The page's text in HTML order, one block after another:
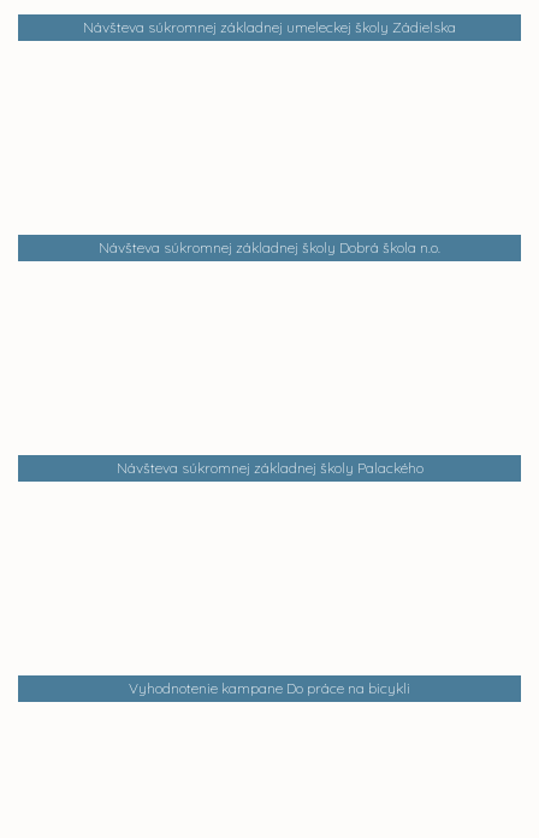
Návšteva súkromnej základnej umeleckej školy Zádielska
Návšteva súkromnej základnej školy Dobrá škola n.o.
Návšteva súkromnej základnej školy Palackého
Vyhodnotenie kampane Do práce na bicykli